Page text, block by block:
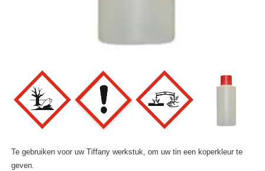
Te gebruiken voor uw Tiffany werkstuk, om uw tin een koperkleur te
geven.